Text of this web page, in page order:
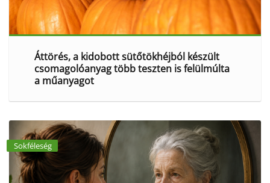
Áttörés, a kidobott sütőtökhéjból készült
csomagolóanyag több teszten is felülmúlta
a műanyagot
Sokféleség